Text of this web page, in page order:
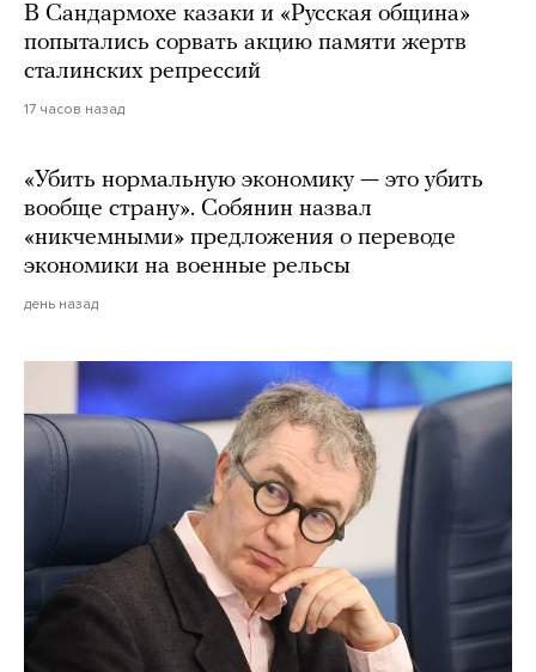
В Сандармохе казаки и «Русская община»
попытались сорвать акцию памяти жертв
сталинских репрессий
17 часов назад
«Убить нормальную экономику — это убить
вообще страну». Собянин назвал
«никчемными» предложения о переводе
экономики на военные рельсы
день назад